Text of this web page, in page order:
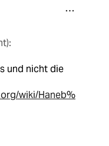
und nicht die
wiki/Haneb%